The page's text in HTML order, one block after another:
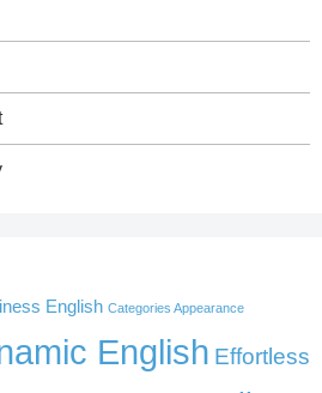
English Categories Appearance
English Effortless